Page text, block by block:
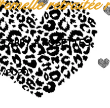
À ROSETTES
2020